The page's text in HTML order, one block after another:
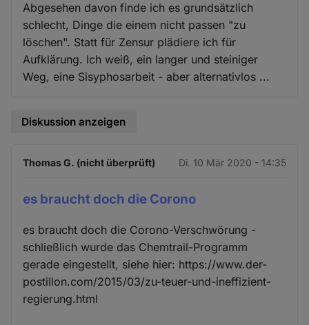
Abgesehen davon finde ich es grundsätzlich
schlecht, Dinge die einem nicht passen "zu
löschen". Statt für Zensur plädiere ich für
Aufklärung. Ich weiß, ein langer und steiniger
Weg, eine Sisyphosarbeit - aber alternativlos ...
Diskussion anzeigen
Thomas G. (nicht überprüft) Di. 10 Mär 2020 - 14:35
es braucht doch die Corono
es braucht doch die Corono-Verschwörung -
schließlich wurde das Chemtrail-Programm
gerade eingestellt, siehe hier: https://www.der-
postillon.com/2015/03/zu-teuer-und-ineffizient-
regierung.html